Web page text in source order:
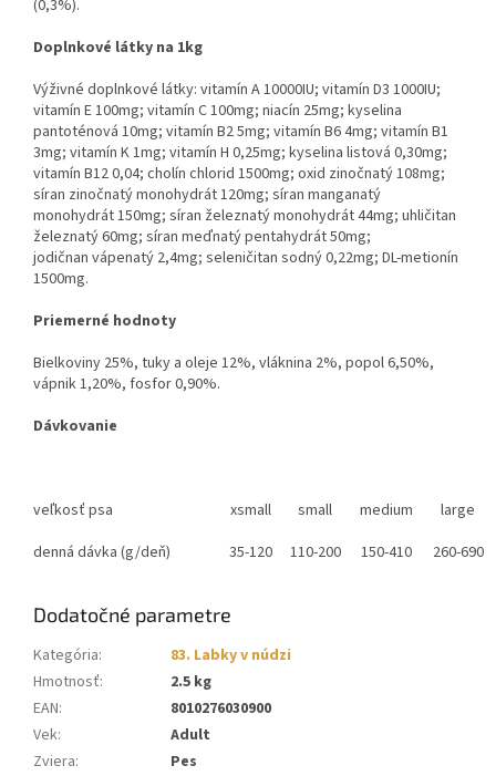
(0,3%).
Doplnkové látky na 1kg
Výživné doplnkové látky: vitamín A 10000IU; vitamín D3 1000IU;
vitamín E 100mg; vitamín C 100mg; niacín 25mg; kyselina
pantoténová 10mg; vitamín B2 5mg; vitamín B6 4mg; vitamín B1
3mg; vitamín K 1mg; vitamín H 0,25mg; kyselina listová 0,30mg;
vitamín B12 0,04; cholín chlorid 1500mg; oxid zinočnatý 108mg;
síran zinočnatý monohydrát 120mg; síran manganatý
monohydrát 150mg; síran železnatý monohydrát 44mg; uhličitan
železnatý 60mg; síran meďnatý pentahydrát 50mg;
jodičnan vápenatý 2,4mg; seleničitan sodný 0,22mg; DL-metionín
1500mg.
Priemerné hodnoty
Bielkoviny 25%, tuky a oleje 12%, vláknina 2%, popol 6,50%,
vápnik1,20%, fosfor 0,90%.
Dávkovanie
veľkosť psa xsmall small medium
large
denná dávka (g/deň)
35-120 110-200 150-410 260-690
Dodatočné parametre
Kategória:
83. Labky v núdzi
Hmotnosť:
2.5 kg
EAN:
8010276030900
Vek:
Adult
Zviera:
Pes